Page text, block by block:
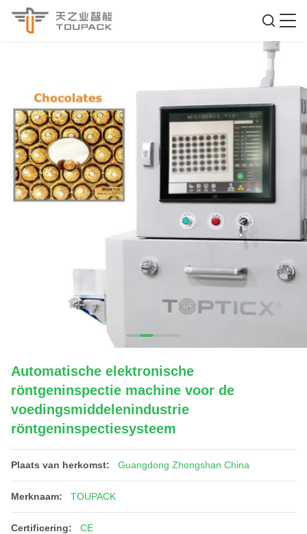
Automatische elektronische
röntgeninspectie machine voor de
voedingsmiddelenindustrie
röntgeninspectiesysteem
Plaats van herkomst: Guangdong Zhongshan China
Merknaam: TOUPACK
Certificering: CE